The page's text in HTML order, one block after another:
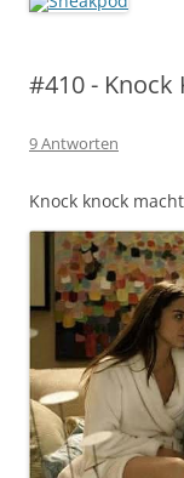
#410 - Knock
9 Antworten
Knock knock